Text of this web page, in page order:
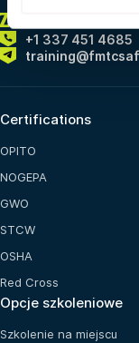
ZAWSZE
+1 337 451 4685
Certifications
OPITO
NOGEPA
GWO
STCW
OSHA
Red Cross
Opcje szkoleniowe
Szkolenie na miejscu